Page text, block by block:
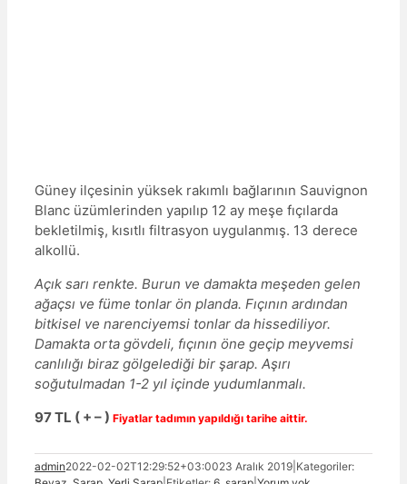
Güney ilçesinin yüksek rakımlı bağlarının Sauvignon
Blanc üzümlerinden yapılıp 12 ay meşe fıçılarda
bekletilmiş, kısıtlı filtrasyon uygulanmış. 13 derece
alkollü.
Açık sarı renkte. Burun ve damakta meşeden gelen
ağaçsı ve füme tonlar ön planda. Fıçının ardından
bitkisel ve narenciyemsi tonlar da hissediliyor.
Damakta orta gövdeli, fıçının öne geçip meyvemsi
canlılığı biraz gölgelediği bir şarap. Aşırı
soğutulmadan 1-2 yıl içinde yudumlanmalı.
97 TL ( + – ) Fiyatlar tadımın yapıldığı tarihe aittir.
admin2022-02-02T12:29:52+03:0023 Aralık 2019 Kategoriler: